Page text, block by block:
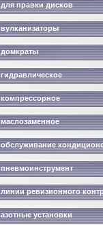
для правки дисков
вулканизаторы
домкраты
гидравлическое
компрессорное
маслозаменное
обслуживание
пневмоинструмент
линии ревизионного
азотные установки